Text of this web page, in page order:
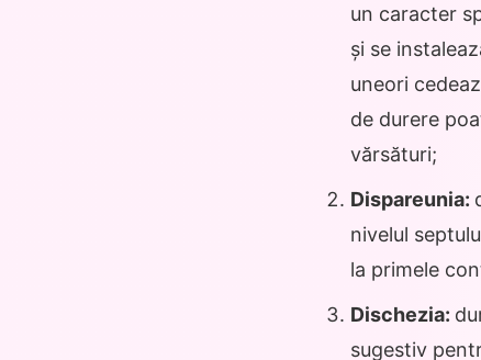
un caracter
și se
uneori
de durere
vărsături;
Dispareunia:
nivelul
la primele
Dischezia:
sugestiv